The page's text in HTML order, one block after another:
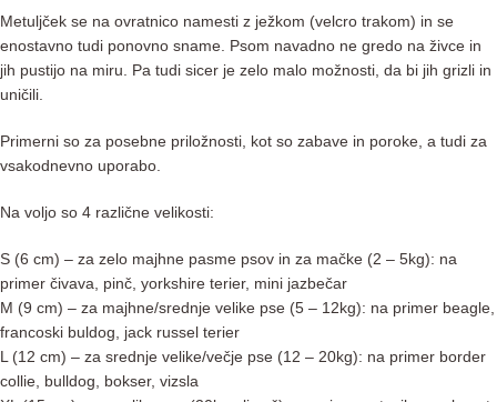
Metuljček se na ovratnico namesti z ježkom (velcro trakom) in se
enostavno tudi ponovno sname. Psom navadno ne gredo na živce in
jih pustijo na miru. Pa tudi sicer je zelo malo možnosti, da bi jih grizli in
uničili.
Primerni so za posebne priložnosti, kot so zabave in poroke, a tudi za
vsakodnevno uporabo.
Na voljo so 4 različne velikosti:
S (6 cm) – za zelo majhne pasme psov in za mačke (2 – 5kg): na
primer čivava, pinč, yorkshire terier, mini jazbečar
M (9 cm) – za majhne/srednje velike pse (5 – 12kg): na primer beagle,
francoski buldog, jack russel terier
L (12 cm) – za srednje velike/večje pse (12 – 20kg): na primer border
collie, bulldog, bokser, vizsla